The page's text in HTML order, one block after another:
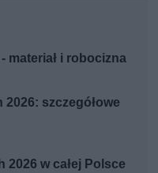
materiał i robocizna
szczegółowe
w całej Polsce